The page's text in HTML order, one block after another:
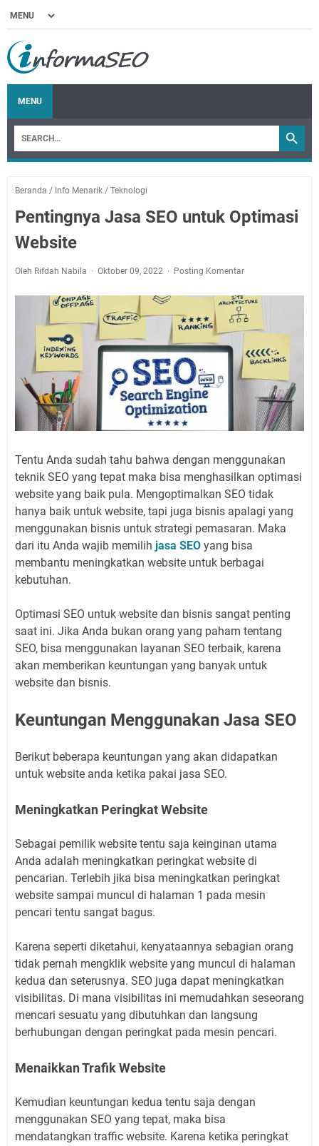
MENU
Beranda / Info Menarik / Teknologi
Pentingnya Jasa SEO untuk Optimasi
Website
Oleh Rifdah Nabila Oktober 09, 2022 Posting Komentar
Tentu Anda sudah tahu bahwa dengan menggunakan
teknik SEO yang tepat maka bisa menghasilkan optimasi
website yang baik pula. Mengoptimalkan SEO tidak
hanya baik untuk website, tapi juga bisnis apalagi yang
menggunakan bisnis untuk strategi pemasaran. Maka
dari itu Anda wajib memilih jasa SEO yang bisa
membantu meningkatkan website untuk berbagai
kebutuhan.
Optimasi SEO untuk website dan bisnis sangat penting
saat ini. Jika Anda bukan orang yang paham tentang
SEO, bisa menggunakan layanan SEO terbaik, karena
akan memberikan keuntungan yang banyak untuk
website dan bisnis.
Keuntungan Menggunakan Jasa SEO
Berikut beberapa keuntungan yang akan didapatkan
untuk website anda ketika pakai jasa SEO.
Meningkatkan Peringkat Website
Sebagai pemilik website tentu saja keinginan utama
Anda adalah meningkatkan peringkat website di
pencarian. Terlebih jika bisa meningkatkan peringkat
website sampai muncul di halaman 1 pada mesin
pencari tentu sangat bagus.
Karena seperti diketahui, kenyataannya sebagian orang
tidak pernah mengklik website yang muncul di halaman
kedua dan seterusnya. SEO juga dapat meningkatkan
visibilitas. Di mana visibilitas ini memudahkan seseorang
mencari sesuatu yang dibutuhkan dan langsung
berhubungan dengan peringkat pada mesin pencari.
Menaikkan Trafik Website
Kemudian keuntungan kedua tentu saja dengan
menggunakan SEO yang tepat, maka bisa
mendatangkan traffic website. Karena ketika peringkat